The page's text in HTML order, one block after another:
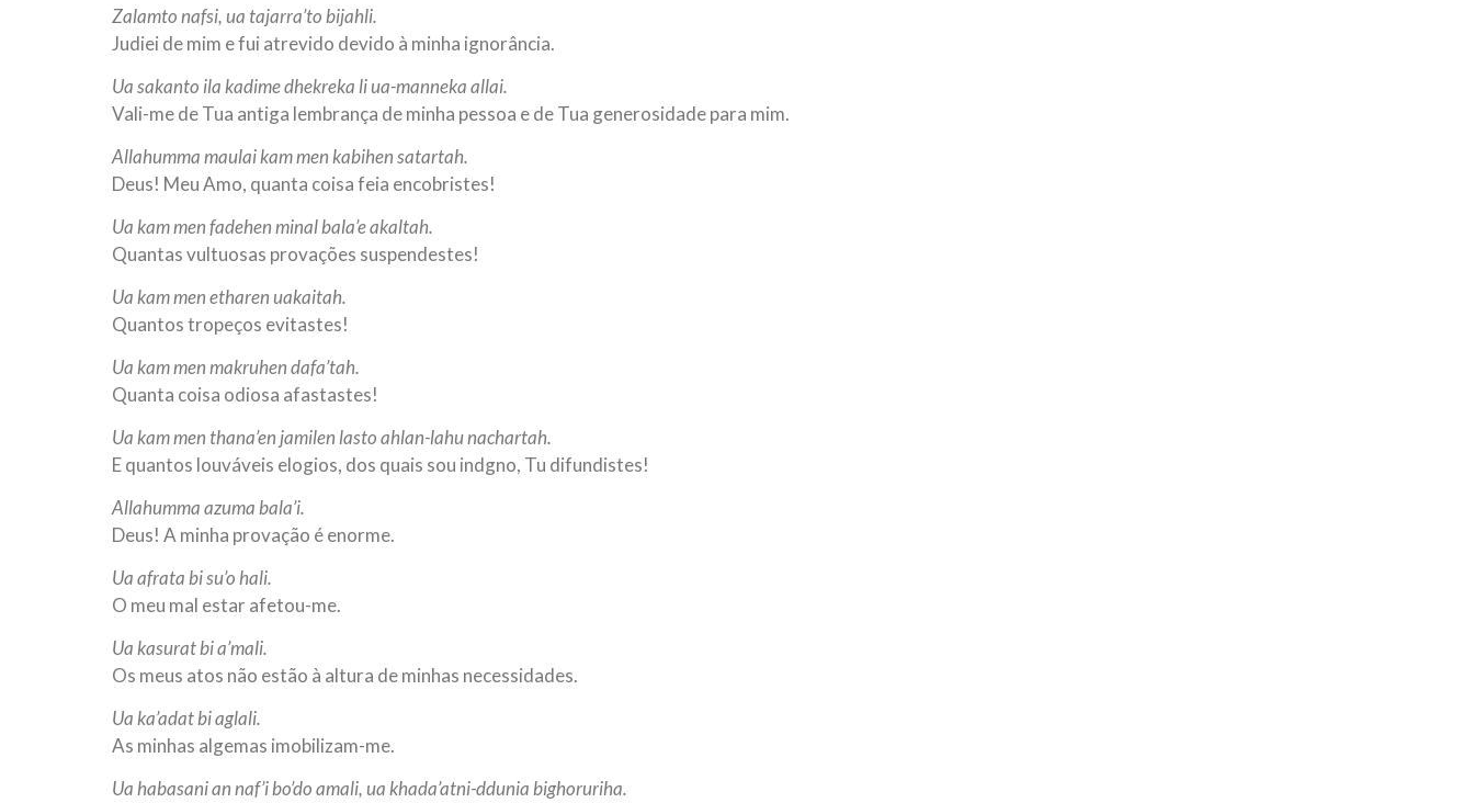
Zalamto nafsi, ua tajarra’to bijahli.
Judiei de mim e fui atrevido devido à minha ignorância.
Ua sakanto ila kadime dhekreka li ua-manneka allai.
Vali-me de Tua antiga lembrança de minha pessoa e de Tua generosidade para mim.
Allahumma maulai kam men kabihen satartah.
Deus! Meu Amo, quanta coisa feia encobristes!
Ua kam men fadehen minal bala’e akaltah.
Quantas vultuosas provações suspendestes!
Ua kam men etharen uakaitah.
Quantos tropeços evitastes!
Ua kam men makruhen dafa’tah.
Quanta coisa odiosa afastastes!
Ua kam men thana’en jamilen lasto ahlan-lahu nachartah.
E quantos louváveis elogios, dos quais sou indgno, Tu difundistes!
Allahumma azuma bala’i.
Deus! A minha provação é enorme.
Ua afrata bi su’o hali.
O meu mal estar afetou-me.
Ua kasurat bi a’mali.
Os meus atos não estão à altura de minhas necessidades.
Ua ka’adat bi aglali.
As minhas algemas imobilizam-me.
Ua habasani an naf’i bo’do amali, ua khada’atni-ddunia bighoruriha.